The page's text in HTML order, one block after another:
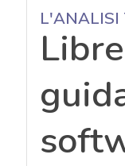
L'ANALISI